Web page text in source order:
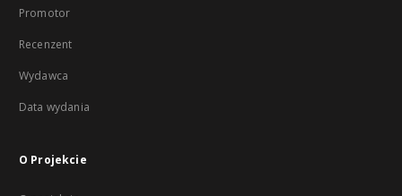
Promotor
Recenzent
Wydawca
Data wydania
O Projekcie